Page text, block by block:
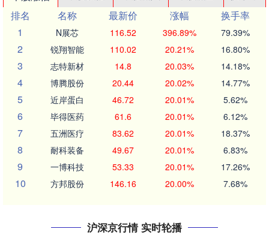
排名
名称 最新价 涨幅
换手率
1
N展芯 116.52 396.89% 79.39%
2 锐翔智能 110.02 20.21% 16.80%
3 志特新材 14.8 20.03% 14.18%
4 博腾股份 20.44 20.02% 14.77%
5 近岸蛋白 46.72 20.01% 5.62%
6 毕得医药 61.6 20.01% 6.12%
7 五洲医疗 83.62 20.01% 18.37%
8 耐科装备 49.67 20.01% 6.83%
9 一博科技 53.33 20.01% 17.26%
10 方邦股份 146.16 20.00% 7.68%
沪深京行情 实时轮播